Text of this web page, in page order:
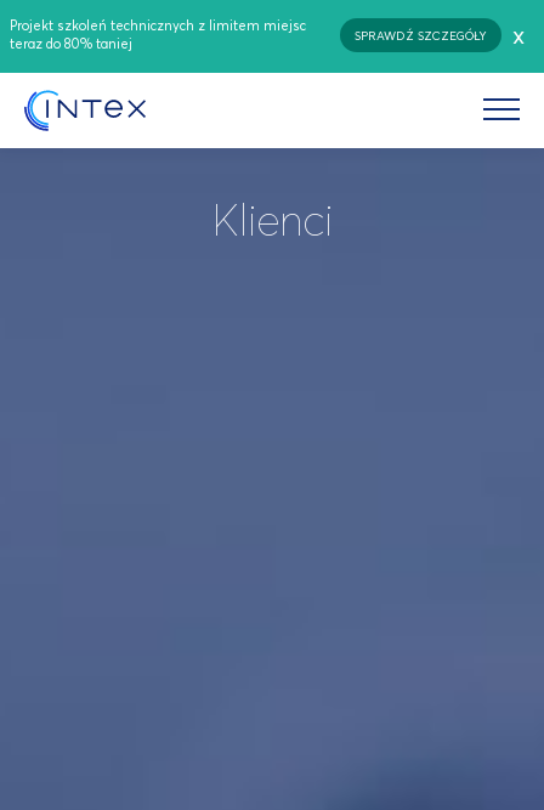
Projekt szkoleń technicznych z limitem miejsc
teraz do 80% taniej
SPRAWDŹ SZCZEGÓŁY x
Klienci